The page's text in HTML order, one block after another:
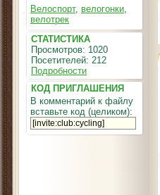
Велоспорт, велогонки,
велотрек
СТАТИСТИКА
Просмотров: 1020
Посетителей: 212
Подробности
КОД ПРИГЛАШЕНИЯ
В комментарий к файлу
вставьте код (целиком):